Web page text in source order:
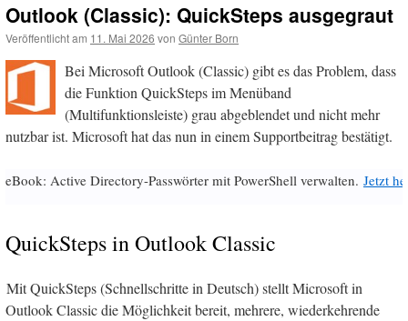
Outlook (Classic): QuickSteps ausgegraut
Veröffentlicht am 11. Mai 2026 von Günter Born
Bei Microsoft Outlook (Classic) gibt es das Problem, dass
die Funktion QuickSteps im Menüband
(Multifunktionsleiste) grau abgeblendet und nicht mehr
nutzbar ist. Microsoft hat das nun in einem Supportbeitrag bestätigt.
eBook: Active Directory-Passwörter mit PowerShell verwalten. Jetzt
QuickSteps in Outlook Classic
Mit QuickSteps (Schnellschritte in Deutsch) stellt Microsoft in
Outlook Classic die Möglichkeit bereit, mehrere, wiederkehrende